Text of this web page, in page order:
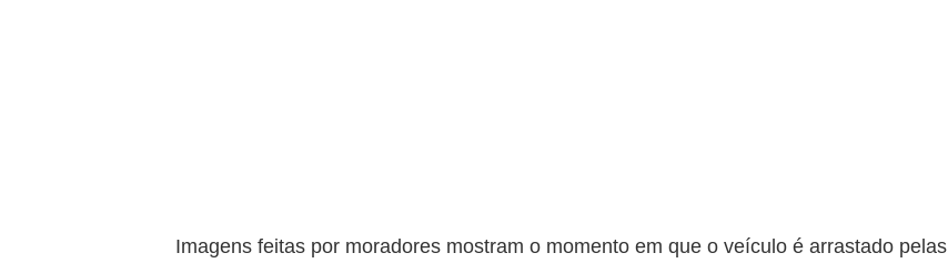
Imagens feitas por moradores mostram o momento em que o veículo é arrastado pelas